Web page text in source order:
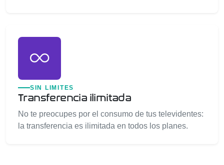
SIN LIMITES
Transferencia ilimitada
No te preocupes por el consumo de tus televidentes:
la transferencia es ilimitada en todos los planes.